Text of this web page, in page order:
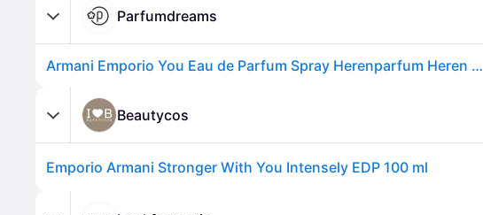
Parfumdreams
Armani Emporio You Eau de Parfum Spray Herenparfum Heren 100 ml
Beautycos
Emporio Armani Stronger With You Intensely EDP 100 ml